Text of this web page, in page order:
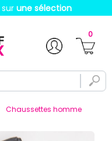
sur une sélection
0
Chaussettes homme